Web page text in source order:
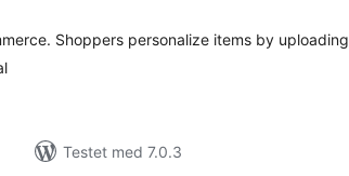
Shoppers personalize items by uploading
Testet med 7.0.3